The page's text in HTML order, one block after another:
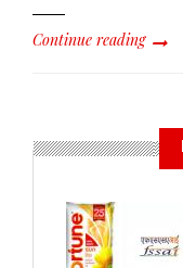
Continue reading